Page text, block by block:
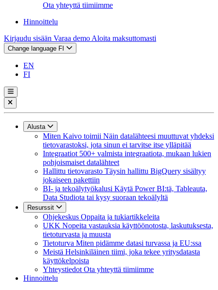
Ota yhteyttä tiimiimme
Hinnoittelu
Kirjaudu sisään Varaa demo Aloita maksuttomasti
Change language FI
EN
FI
Alusta
Miten Kaivo toimii Näin datalähteesi muuttuvat yhdeksi
tietovarastoksi, jota sinun ei tarvitse itse ylläpitää
Integraatiot 500+ valmista integraatiota, mukaan lukien
pohjoismaiset datalähteet
Hallittu tietovarasto Täysin hallittu BigQuery sisältyy
jokaiseen pakettiin
BI- ja tekoälytyökalusi Käytä Power BI:tä, Tableauta,
Data Studiota tai kysy suoraan tekoälyltä
Resurssit
Ohjekeskus Oppaita ja tukiartikkeleita
UKK Nopeita vastauksia käyttöönotosta, laskutuksesta,
tietoturvasta ja muusta
Tietoturva Miten pidämme datasi turvassa ja EU:ssa
Meistä Helsinkiläinen tiimi, joka tekee yritysdatasta
käyttökelpoista
Yhteystiedot Ota yhteyttä tiimiimme
Hinnoittelu